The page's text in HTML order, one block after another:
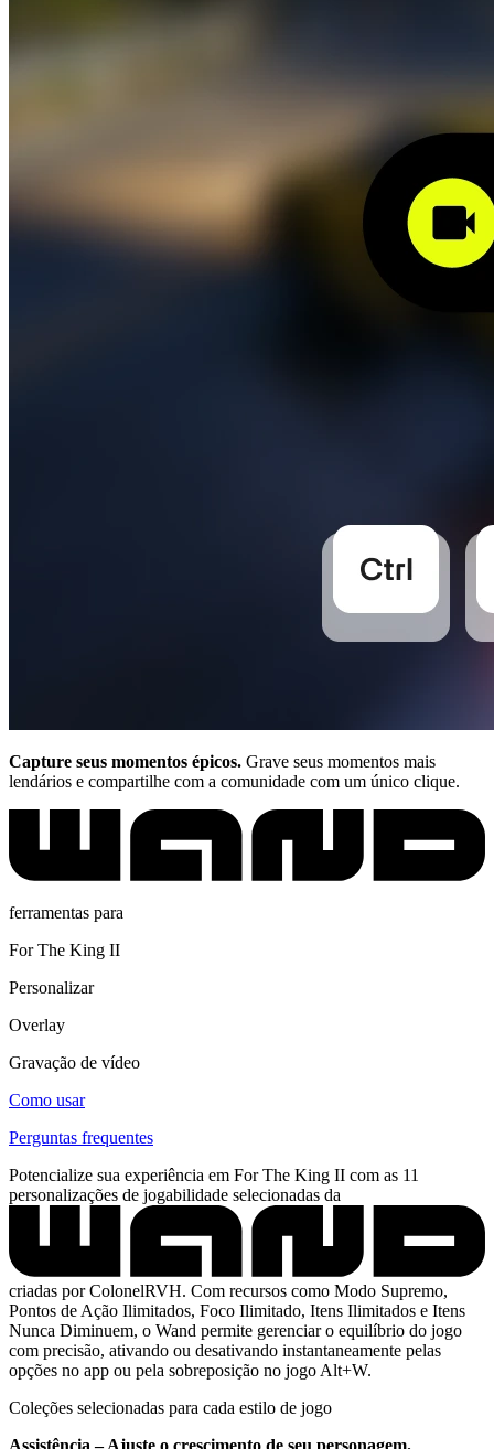
Capture seus momentos épicos. Grave seus momentos mais
lendários e compartilhe com a comunidade com um único clique.
ferramentas para
For The King II
Personalizar
Overlay
Gravação de vídeo
Como usar
Perguntas frequentes
Potencialize sua experiência em For The King II com as 11
personalizações de jogabilidade selecionadas da
criadas por ColonelRVH. Com recursos como Modo Supremo,
Pontos de Ação Ilimitados, Foco Ilimitado, Itens Ilimitados e Itens
Nunca Diminuem, o Wand permite gerenciar o equilíbrio do jogo
com precisão, ativando ou desativando instantaneamente pelas
opções no app ou pela sobreposição no jogo Alt+W.
Coleções selecionadas para cada estilo de jogo
Assistência – Ajuste o crescimento de seu personagem.